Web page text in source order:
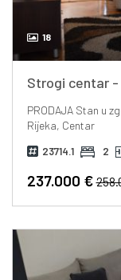
18
Strogi centar -
PRODAJAStan u
Rijeka, Centar
23714.1 2
237.000 €